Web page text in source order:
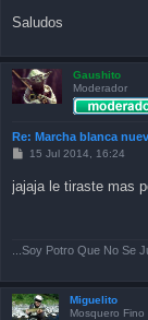
Saludos
Gaushito
Moderador
Re: Marcha blanca
P
s
t
15 Jul 2014, 16:24
jajaja le tiraste mas
...Soy Potro Que No Se
Miguelito
Mosquero Fino